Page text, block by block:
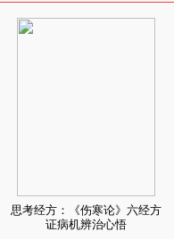
思考经方：《伤寒论》六经方
证病机辨治心悟